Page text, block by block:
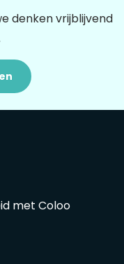
denken vrijblijvend
met Coloo